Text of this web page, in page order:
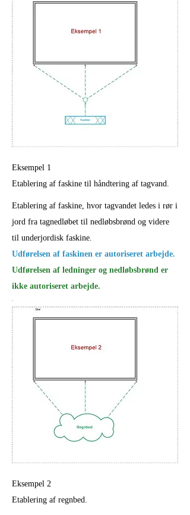
Eksempel 1
Etablering af faskine til håndtering af tagvand.
Etablering af faskine, hvor tagvandet ledes i rør i
jord fra tagnedløbet til nedløbsbrønd og videre
til underjordisk faskine.
Udførelsen af faskinen er autoriseret arbejde.
Udførelsen af ledninger og nedløbsbrønd er
ikke autoriseret arbejde.
Eksempel 2
Etablering af regnbed.